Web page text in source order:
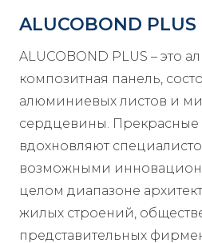
ALUCOBOND PLUS
ALUCOBOND PLUS – это
композитная панель,
алюминиевых листов и
сердцевины. Прекрасные
вдохновляют
возможными
целом диапазоне
жилых строений,
представительных